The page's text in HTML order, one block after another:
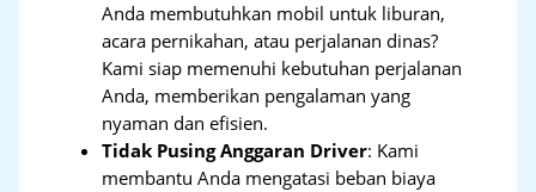
Anda membutuhkan mobil untuk liburan,
acara pernikahan, atau perjalanan dinas?
Kami siap memenuhi kebutuhan perjalanan
Anda, memberikan pengalaman yang
nyaman dan efisien.
Tidak Pusing Anggaran Driver: Kami
membantu Anda mengatasi beban biaya